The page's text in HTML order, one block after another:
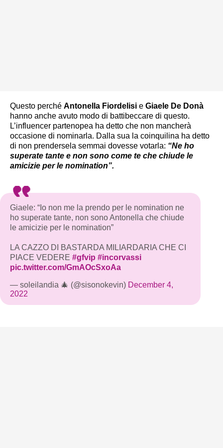
Questo perché Antonella Fiordelisi e Giaele De Donà
hanno anche avuto modo di battibeccare di questo.
L’influencer partenopea ha detto che non mancherà
occasione di nominarla. Dalla sua la coinquilina ha detto
di non prendersela semmai dovesse votarla: “Ne ho
superate tante e non sono come te che chiude le
amicizie per le nomination”.
Giaele: “Io non me la prendo per le nomination ne
ho superate tante, non sono Antonella che chiude
le amicizie per le nomination”
LA CAZZO DI BASTARDA MILIARDARIA CHE CI
PIACE VEDERE #gfvip #incorvassi
pic.twitter.com/GmAOcSxoAa
— soleilandia 🎄 (@sisonokevin) December 4,
2022